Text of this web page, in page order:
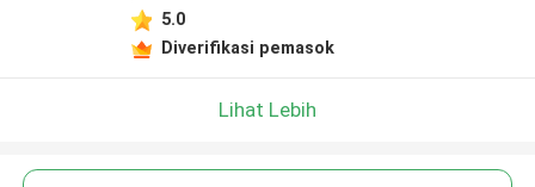
5.0
Diverifikasi pemasok
Lihat Lebih